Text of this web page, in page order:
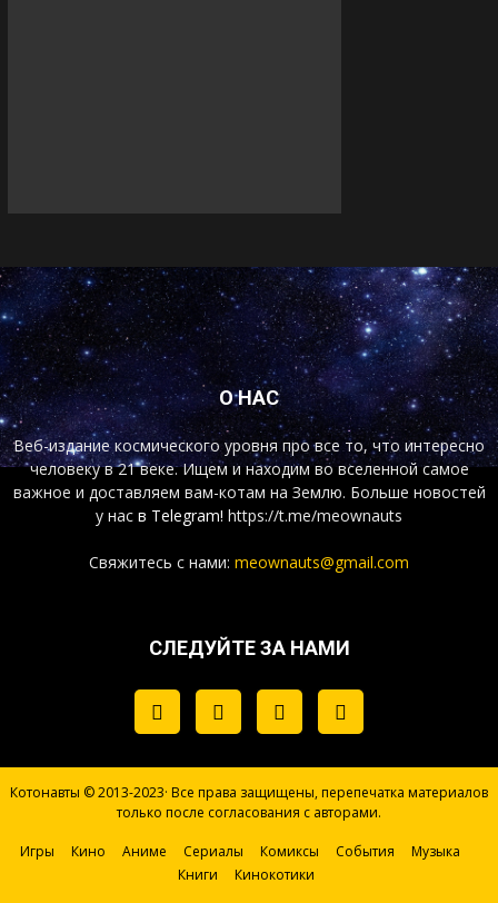
О НАС
Веб-издание космического уровня про все то, что интересно
человеку в 21 веке. Ищем и находим во вселенной самое
важное и доставляем вам-котам на Землю. Больше новостей
у нас в Telegram! https://t.me/meownauts
Свяжитесь с нами: meownauts@gmail.com
СЛЕДУЙТЕ ЗА НАМИ
Котонавты © 2013-2023· Все права защищены, перепечатка материалов
только после согласования с авторами.
Игры Кино Аниме Сериалы Комиксы События
Музыка
Книги
Кинокотики